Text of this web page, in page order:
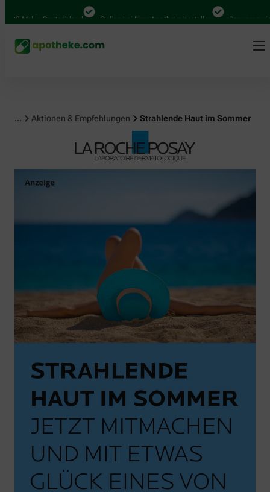
in Deutschland Online bei Ihrer Apotheke bestellen Bequem zwischen
... Aktionen & Empfehlungen Strahlende Haut im Sommer